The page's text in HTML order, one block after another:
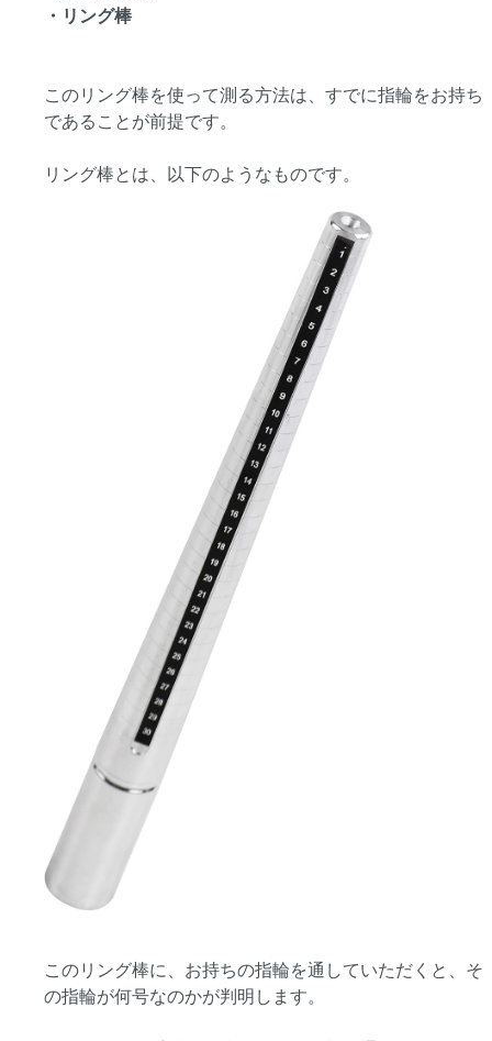
・リング棒
このリング棒を使って測る方法は、すでに指輪をお持ち
であることが前提です。
リング棒とは、以下のようなものです。
このリング棒に、お持ちの指輪を通していただくと、そ
の指輪が何号なのかが判明します。